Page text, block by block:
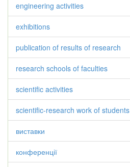
engineering activities
exhibitions
publication of results of research
research schools of faculties
scientific activities
scientific-research work of students
виставки
конференції